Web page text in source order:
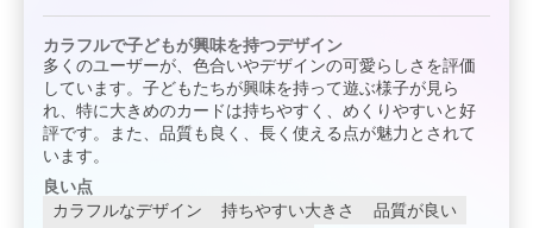
カラフルで子どもが興味を持つデザイン
多くのユーザーが、色合いやデザインの可愛らしさを評価
しています。子どもたちが興味を持って遊ぶ様子が見ら
れ、特に大きめのカードは持ちやすく、めくりやすいと好
評です。また、品質も良く、長く使える点が魅力とされて
います。
良い点
カラフルなデザイン
持ちやすい大きさ
品質が良い